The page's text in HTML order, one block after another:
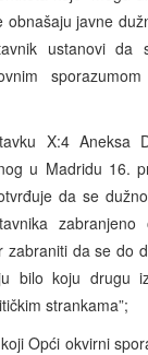
obnašaju javne
ustanovi da
X:4 Aneksa
u Madridu 16.
da se
zabranjeno
zabraniti da se do
bilo koju drugu
strankama”;
Opći okvirni